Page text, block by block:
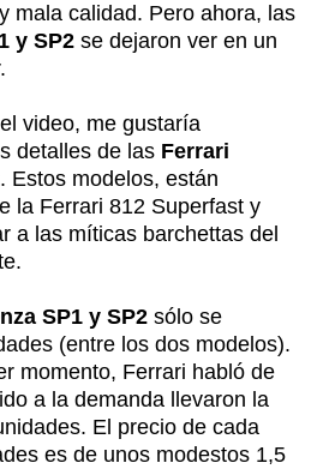
mala calidad. Pero ahora, las
y SP2 se dejaron ver en un
video, me gustaría
detalles de las Ferrari
. Estos modelos, están
la Ferrari 812 Superfast y
a las míticas barchettas del
SP1 y SP2 sólo se
(entre los dos modelos).
momento, Ferrari habló de
a la demanda llevaron la
El precio de cada
es de unos modestos 1,5